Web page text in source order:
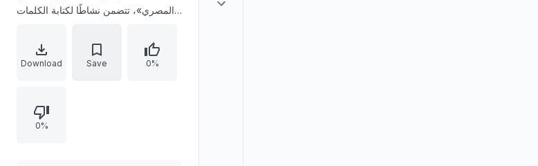
المصري»، تتضمن نشاطًا لكتابة الكلمات
التركيز على معلومات تاريخية مرتبطة
بفرق مسرحية وأسماء شخصيات مثل
Download Save 0%
0%